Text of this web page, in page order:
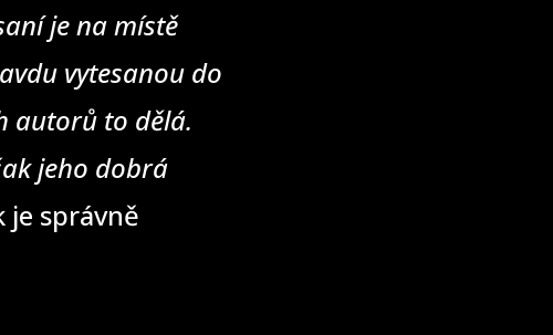
je na místě
vytesanou do
autorů to dělá.
jeho dobrá
je správně